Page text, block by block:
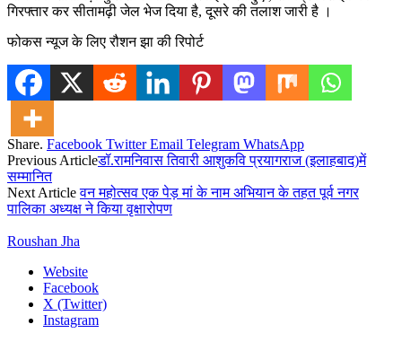
गिरफ्तार कर सीतामढ़ी जेल भेज दिया है, दूसरे की तलाश जारी है ।
फोकस न्यूज के लिए रौशन झा की रिपोर्ट
Share. Facebook Twitter Email Telegram WhatsApp
Previous Articleडॉ.रामनिवास तिवारी आशुकवि प्रयागराज (इलाहबाद)में
सम्मानित
Next Articleवन महोत्सव एक पेड़ मां के नाम अभियान के तहत पूर्व नगर
पालिका अध्यक्ष ने किया वृक्षारोपण
Roushan Jha
Website
Facebook
X (Twitter)
Instagram